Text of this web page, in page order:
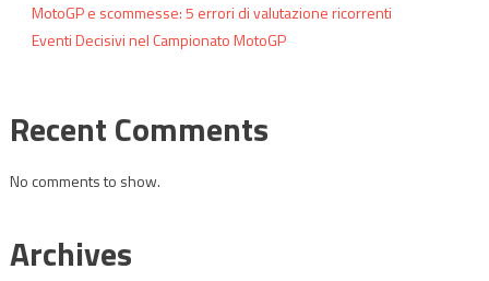
MotoGP e scommesse: 5 errori di valutazione ricorrenti
Eventi Decisivi nel Campionato MotoGP
Recent Comments
No comments to show.
Archives